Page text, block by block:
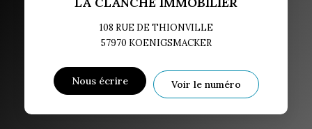
108 RUE DE THIONVILLE
57970 KOENIGSMACKER
Nous écrire Voir le numéro